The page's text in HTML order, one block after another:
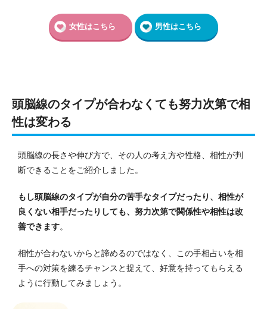
女性はこちら 男性はこちら
頭脳線のタイプが合わなくても努力次第で相
性は変わる
頭脳線の長さや伸び方で、その人の考え方や性格、相性が判
断できることをご紹介しました。
もし頭脳線のタイプが自分の苦手なタイプだったり、相性が
良くない相手だったりしても、努力次第で関係性や相性は改
善できます。
相性が合わないからと諦めるのではなく、この手相占いを相
手への対策を練るチャンスと捉えて、好意を持ってもらえる
ように行動してみましょう。